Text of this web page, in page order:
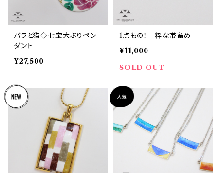
バラと猫◇七宝大ぶりペン
ダント
¥27,500
1点もの！ 粋な帯留め
¥11,000
SOLD OUT